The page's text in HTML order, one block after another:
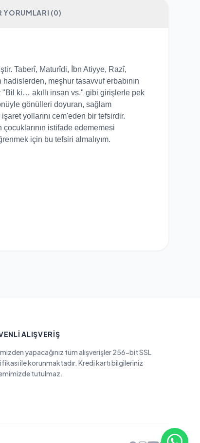
YORUMLARI (0)
Taberî, Maturîdi, İbn Atiyye, Razî,
meşhur tasavvuf erbabının
"Bil ki… akıllı insan vs." gibi girişlerle pek
gönülleri doyuran, sağlam
yollarını cem'eden bir tefsirdir.
istifade edememesi
için bu tefsiri almalıyım.
ALIŞVERIŞ
yapacağınız tüm alışverişler 256-bit SSL
ile korunmaktadır. Kredi kartı bilgileriniz
tutulmaz.